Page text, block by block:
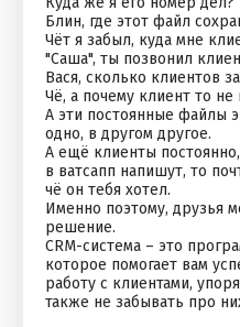
Блин, где этот файл
Чёт я забыл, куда мне
"Саша", ты позвонил
Вася, сколько клиентов
Чё, а почему клиент то не
А эти постоянные файлы
одно, в другом другое.
А ещё клиенты
в ватсапп напишут, то
чё он тебя хотел.
Именно поэтому, друзья
решение.
CRM-система – это
которое помогает вам
работу с клиентами,
также не забывать про